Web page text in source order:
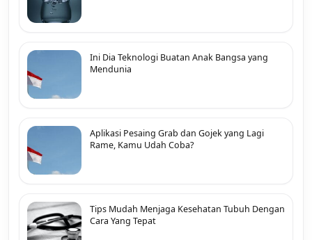
Ini Dia Teknologi Buatan Anak Bangsa yang
Mendunia
Aplikasi Pesaing Grab dan Gojek yang Lagi
Rame, Kamu Udah Coba?
Tips Mudah Menjaga Kesehatan Tubuh Dengan
Cara Yang Tepat